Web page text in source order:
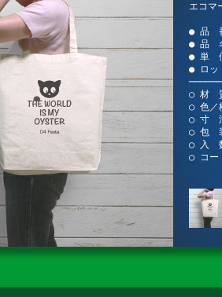
エコマ
● 品
● 品
● 単
● ロッ
○ 材
○ 色／
○ 寸 法
○ 包
○ 入
○ コー